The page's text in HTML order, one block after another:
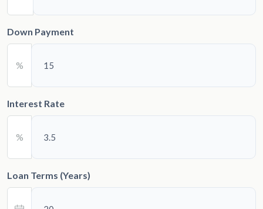
Down Payment
%
Interest Rate
%
Loan Terms (Years)